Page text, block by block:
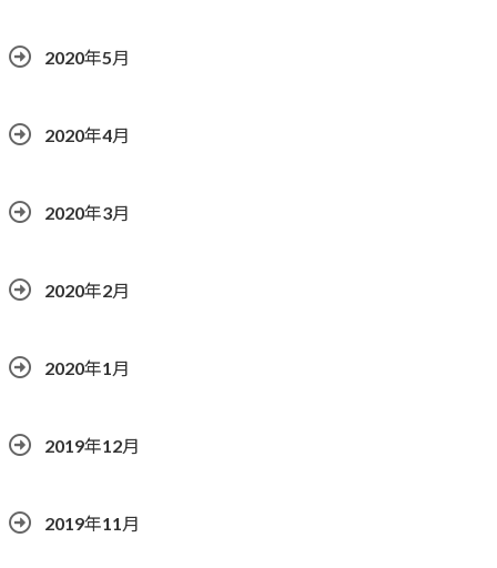
2020年5月
2020年4月
2020年3月
2020年2月
2020年1月
2019年12月
2019年11月